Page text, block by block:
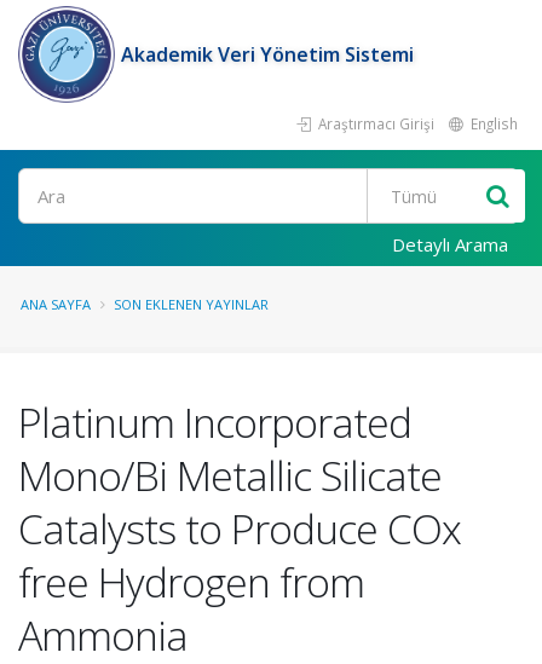
Akademik Veri Yönetim Sistemi
Araştırmacı Girişi English
Ara
Detaylı Arama
ANA SAYFA SON EKLENEN YAYINLAR
Platinum Incorporated
Mono/Bi Metallic Silicate
Catalysts to Produce COx
free Hydrogen from
Ammonia